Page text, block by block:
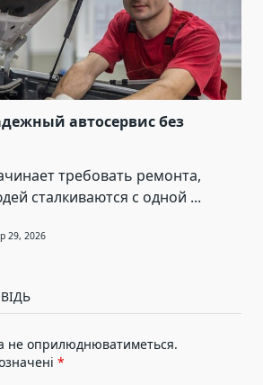
автосервис без
требовать ремонта,
сталкиваются с одной ...
29, 2026
не оприлюднюватиметься.
*